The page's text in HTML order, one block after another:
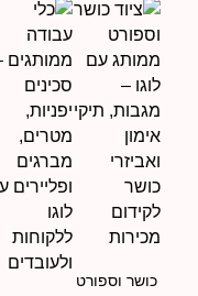
כושר וספורט